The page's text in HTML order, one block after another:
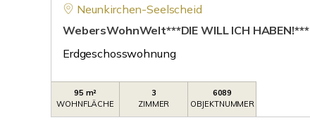
Neunkirchen-Seelscheid
WebersWohnWelt***DIE WILL ICH HABEN!***
Erdgeschosswohnung
95 m²
WOHNFLÄCHE
3
ZIMMER
6089
OBJEKTNUMMER